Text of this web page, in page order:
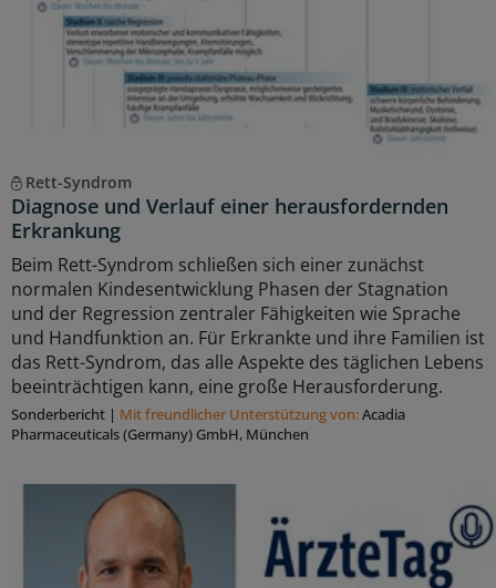
Rett-Syndrom
Diagnose und Verlauf einer herausfordernden
Erkrankung
Beim Rett-Syndrom schließen sich einer zunächst
normalen Kindesentwicklung Phasen der Stagnation
und der Regression zentraler Fähigkeiten wie Sprache
und Handfunktion an. Für Erkrankte und ihre Familien ist
das Rett-Syndrom, das alle Aspekte des täglichen Lebens
beeinträchtigen kann, eine große Herausforderung.
Sonderbericht | Mit freundlicher Unterstützung von:Acadia
Pharmaceuticals (Germany) GmbH, München